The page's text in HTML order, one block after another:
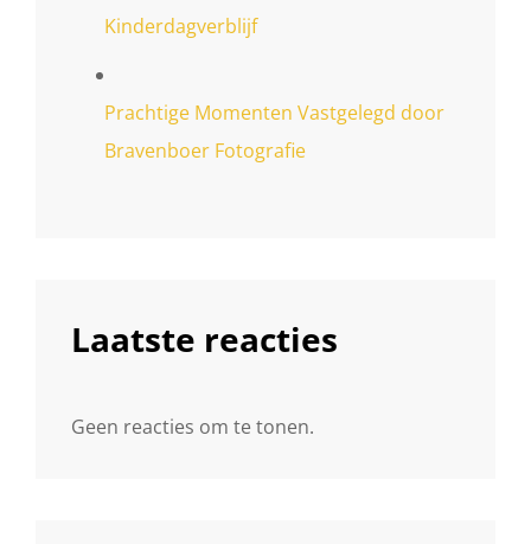
Kinderdagverblijf
Prachtige Momenten Vastgelegd door
Bravenboer Fotografie
Laatste reacties
Geen reacties om te tonen.